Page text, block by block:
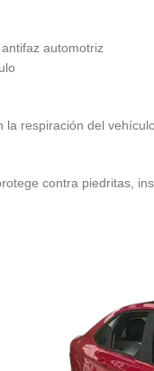
automotriz
respiración del
contra piedritas,